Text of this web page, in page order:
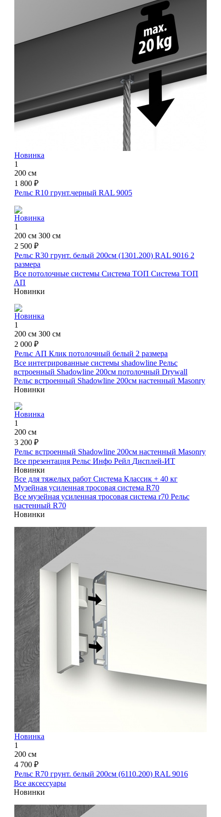
Новинка
1
200 см
1 800 ₽
Рельс R10 грунт.черный RAL 9005
Новинка
1
200 см 300 см
2 500 ₽
Рельс R30 грунт. белый 200см (1301.200) RAL 9016 2
размера
Все потолочные системы Система ТОП Система ТОП
АП
Новинки
Новинка
1
200 см 300 см
2 000 ₽
Рельс АП Клик потолочный белый 2 размера
Все интегрированные системы shadowline Рельс
встроенный Shadowline 200см потолочный Drywall
Рельс встроенный Shadowline 200см настенный Masonry
Новинки
Новинка
1
200 см
3 200 ₽
Рельс встроенный Shadowline 200см настенный Masonry
Все презентация Рельс Инфо Рейл Дисплей-ИТ
Новинки
Все для тяжелых работ Система Классик + 40 кг
Музейная усиленная тросовая система R70
Все музейная усиленная тросовая система r70 Рельс
настенный R70
Новинки
Новинка
1
200 см
4 700 ₽
Рельс R70 грунт. белый 200см (6110.200) RAL 9016
Все аксессуары
Новинки